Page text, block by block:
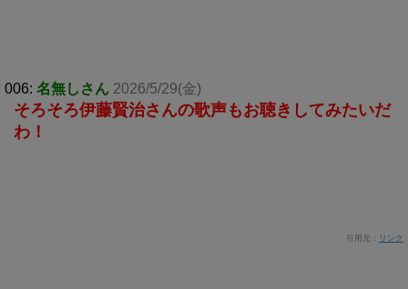
006: 名無しさん 2026/5/29(金)
そろそろ伊藤賢治さんの歌声もお聴きしてみたいだ
わ！
引用元： リンク